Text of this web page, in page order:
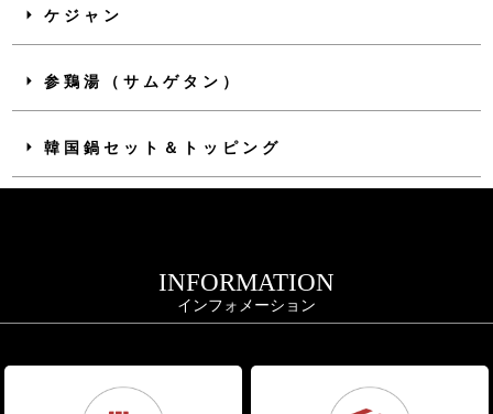
ケジャン
参鶏湯（サムゲタン）
韓国鍋セット＆トッピング
INFORMATION
インフォメーション